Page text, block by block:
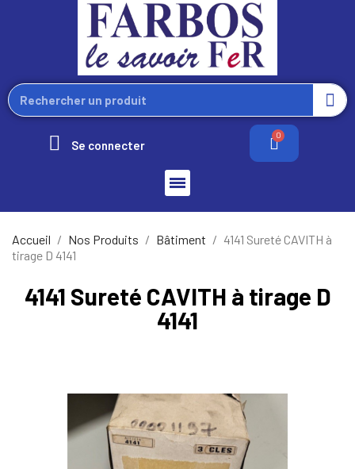
Se connecter
Accueil Nos Produits Bâtiment
4141 Sureté CAVITH à
tirage D 4141
4141 Sureté CAVITH à tirage D
4141